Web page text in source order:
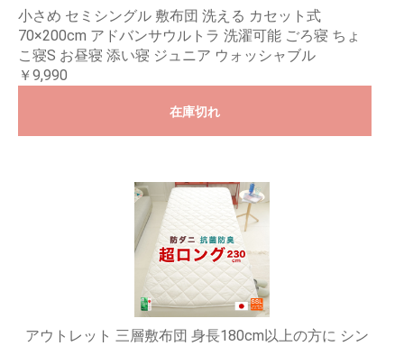
小さめ セミシングル 敷布団 洗える カセット式
70×200cm アドバンサウルトラ 洗濯可能 ごろ寝 ちょ
こ寝S お昼寝 添い寝 ジュニア ウォッシャブル
￥9,990
在庫切れ
アウトレット 三層敷布団 身長180cm以上の方に シン